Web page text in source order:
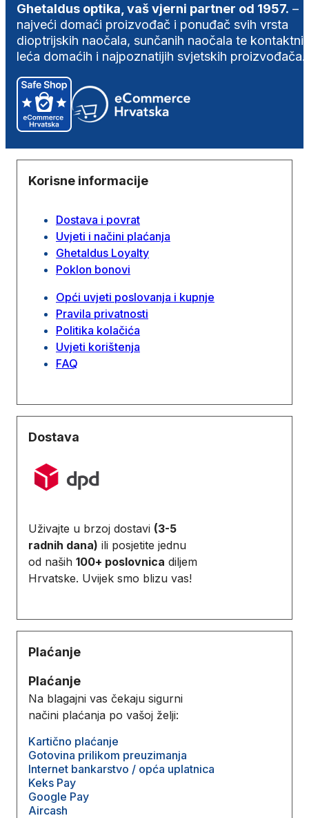
Ghetaldus optika, vaš vjerni partner od 1957. –
najveći domaći proizvođač i ponuđač svih vrsta
dioptrijskih naočala, sunčanih naočala te
leća domaćih i najpoznatijih svjetskih proizvođača.
Korisne informacije
Dostava i povrat
Uvjeti i načini plaćanja
Ghetaldus Loyalty
Poklon bonovi
Opći uvjeti poslovanja i kupnje
Pravila privatnosti
Politika kolačića
Uvjeti korištenja
FAQ
Dostava
Uživajte u brzoj dostavi (3-5
radnih dana) ili posjetite jednu
od naših 100+ poslovnica diljem
Hrvatske. Uvijek smo blizu vas!
Plaćanje
Plaćanje
Na blagajni vas čekaju sigurni
načini plaćanja po vašoj želji:
Kartično plaćanje
Gotovina prilikom preuzimanja
Internet bankarstvo / opća uplatnica
Keks Pay
Google Pay
Aircash